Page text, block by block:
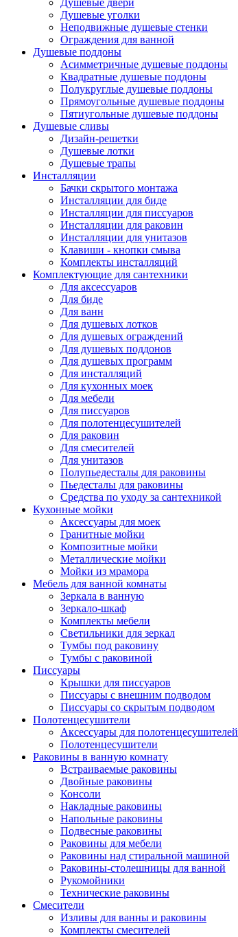
Душевые двери
Душевые уголки
Неподвижные душевые стенки
Ограждения для ванной
Душевые поддоны
Асимметричные душевые поддоны
Квадратные душевые поддоны
Полукруглые душевые поддоны
Прямоугольные душевые поддоны
Пятиугольные душевые поддоны
Душевые сливы
Дизайн-решетки
Душевые лотки
Душевые трапы
Инсталляции
Бачки скрытого монтажа
Инсталляции для биде
Инсталляции для писсуаров
Инсталляции для раковин
Инсталляции для унитазов
Клавиши - кнопки смыва
Комплекты инсталляций
Комплектующие для сантехники
Для аксессуаров
Для биде
Для ванн
Для душевых лотков
Для душевых ограждений
Для душевых поддонов
Для душевых программ
Для инсталляций
Для кухонных моек
Для мебели
Для писсуаров
Для полотенцесушителей
Для раковин
Для смесителей
Для унитазов
Полупьедесталы для раковины
Пьедесталы для раковины
Средства по уходу за сантехникой
Кухонные мойки
Аксессуары для моек
Гранитные мойки
Композитные мойки
Металлические мойки
Мойки из мрамора
Мебель для ванной комнаты
Зеркала в ванную
Зеркало-шкаф
Комплекты мебели
Светильники для зеркал
Тумбы под раковину
Тумбы с раковиной
Писсуары
Крышки для писсуаров
Писсуары с внешним подводом
Писсуары со скрытым подводом
Полотенцесушители
Аксессуары для полотенцесушителей
Полотенцесушители
Раковины в ванную комнату
Встраиваемые раковины
Двойные раковины
Консоли
Накладные раковины
Напольные раковины
Подвесные раковины
Раковины для мебели
Раковины над стиральной машиной
Раковины-столешницы для ванной
Рукомойники
Технические раковины
Смесители
Изливы для ванны и раковины
Комплекты смесителей